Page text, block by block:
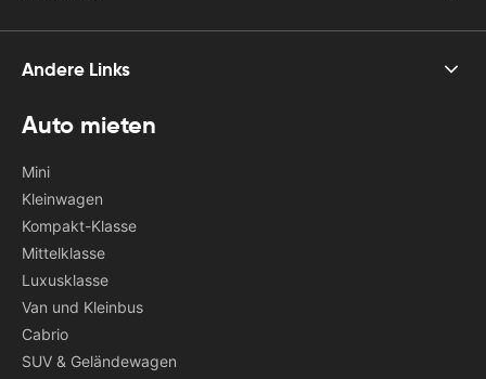
Andere Links
Auto mieten
Mini
Kleinwagen
Kompakt-Klasse
Mittelklasse
Luxusklasse
Van und Kleinbus
Cabrio
SUV & Geländewagen